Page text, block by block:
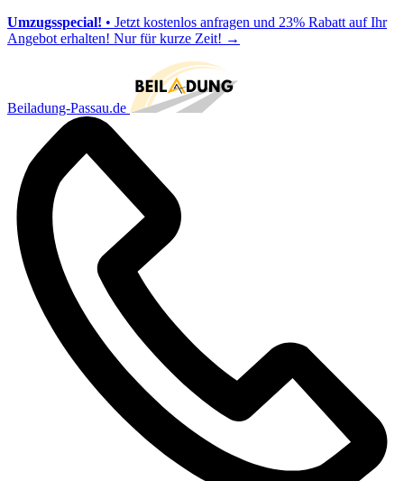
Umzugsspecial! • Jetzt kostenlos anfragen und 23% Rabatt auf Ihr
Angebot erhalten! Nur für kurze Zeit! →
Beiladung-Passau.de